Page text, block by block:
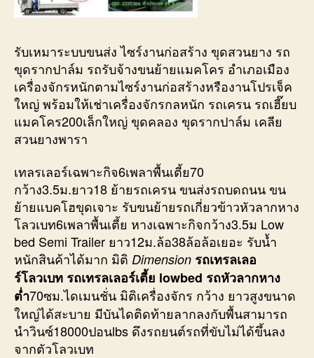
รับเหมาระบบขนส่ง ไซร์งานก่อสร้าง ขุดสวนยาง รถ
ขุดรากปาล์ม รถรับจ้างขนย้ายแมคโคร อำเภอเมือง
เครื่องจักรหนักตามไซร์งานก่อสร้างหรืองานโปรเจ็ค
ใหญ่ พร้อมให้เช่าเครื่องจักรกลหนัก รถเครน รถเฮี๊ยบ
แมคโคร200เล็กใหญ่ ขุดคลอง ขุดรากปาล์ม เคลีย
สวนยางพารา
เทลรเลอร์เฉพาะกิจ6เพลาพื้นเตี้ย70
กว้าง3.5ม.ยาว18 ย้ายรถเครน ขนส่งรถบดถนน ขน
ย้ายแบคโฮขุดเจาะ รับขนย้ายรถเกี่ยวข้าวหัวลากหาง
โลวเบท6เพลาพื้นเตี้ย หางเฉพาะกิจกว้าง3.5ม Low
bed Semi Trailer ยาว12ม.ล้อ38ล้อล้อเยอะ รับน้ำ
หนักสินค้าได้มาก มิติ Dimension รถเทรลเลอ
ร์โลวเบท รถเทรลเลอร์เตี้ย lowbed รถหัวลากหาง
ต่ำ70ซม.ไดเมนชั่น มิติเครื่องจักร กว้าง ยาวสูงขนาด
ใหญ่ได้สะบาย มีบันไดติดท้ายลากลงกับพื้นสามารถ
นำวินซ์18000ปอนlbs ดึงรถยนต์รถที่ขับไม่ได้ขึ้นลง
จากตัวโลวเบท